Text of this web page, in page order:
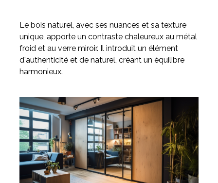
Le bois naturel, avec ses nuances et sa texture
unique, apporte un contraste chaleureux au métal
froid et au verre miroir. Il introduit un élément
d'authenticité et de naturel, créant un équilibre
harmonieux.